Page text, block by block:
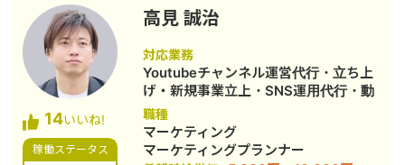
ケ支援会社（当時社員7名）にインター
ンとして参画し、案件獲得に向けた自
社集客（SEO・Web広告運用・LP制
作・YouTubeチャンネル運用・メール
マーケティング等）を担当。 2022年3
月 名古屋大学理学部数学科卒。 2022
年4月〜 Webマーケ会社勤務。人材
系クライアントを主に担当。 2024年11
月 これまでの経験を活かして独立し、
14いいね!
稼働ステータス
高見 誠治
対応業務
Youtubeチャンネル運営代行・立ち上
げ・新規事業立上・SNS運用代行・動
画制作・動画編集
職種
マーケティング
マーケティングプランナー